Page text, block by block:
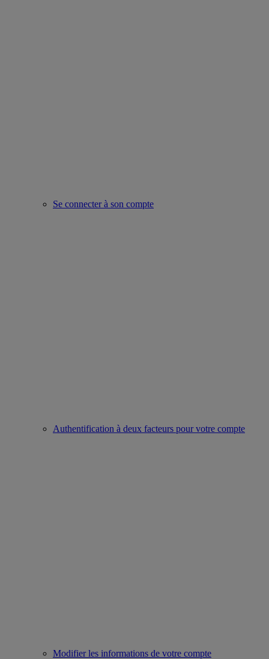
Se connecter à son compte
Authentification à deux facteurs pour votre compte
Modifier les informations de votre compte